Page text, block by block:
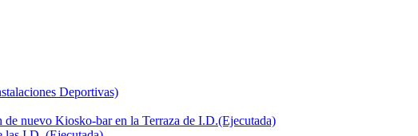
Deportivas)
de nuevo Kiosko-bar en la Terraza de I.D.(Ejecutada)